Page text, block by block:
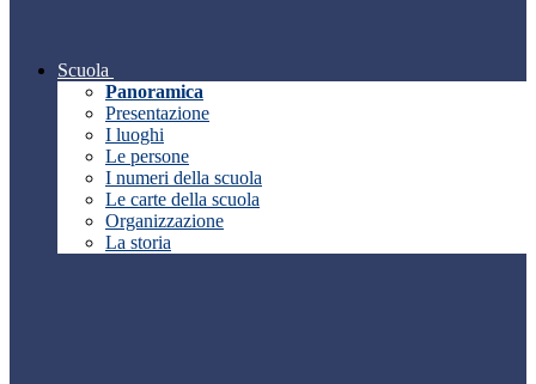
Scuola
Panoramica
Presentazione
I luoghi
Le persone
I numeri della scuola
Le carte della scuola
Organizzazione
La storia